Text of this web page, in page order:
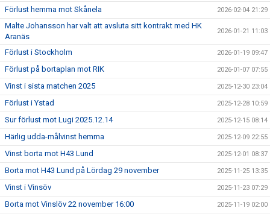
Förlust hemma mot Skånela 2026-02-04 21:29
Malte Johansson har valt att avsluta sitt kontrakt med HK
Aranäs
2026-01-21 11:03
Förlust i Stockholm 2026-01-19 09:47
Förlust på bortaplan mot RIK 2026-01-07 07:55
Vinst i sista matchen 2025 2025-12-30 23:04
Förlust i Ystad 2025-12-28 10:59
Sur förlust mot Lugi 2025.12.14 2025-12-15 08:14
Härlig udda-målvinst hemma 2025-12-09 22:55
Vinst borta mot H43 Lund 2025-12-01 08:37
Borta mot H43 Lund på Lördag 29 november 2025-11-25 13:35
Vinst i Vinsöv 2025-11-23 07:29
Borta mot Vinslöv 22 november 16:00 2025-11-19 02:00